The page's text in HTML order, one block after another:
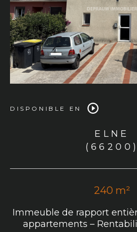
DISPONIBLE EN
ELNE
(66200)
240 m²
Immeuble de rapport
appartements –